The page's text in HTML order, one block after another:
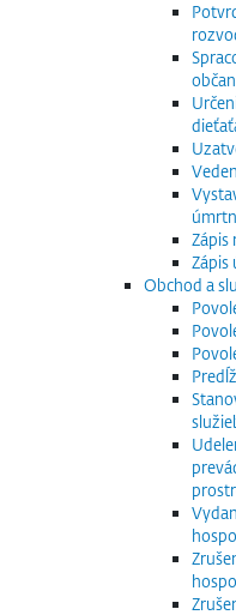
Zápis
Zápis
Obchod a